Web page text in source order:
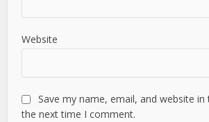
Website
Save my name, email, and website
the next time I comment.